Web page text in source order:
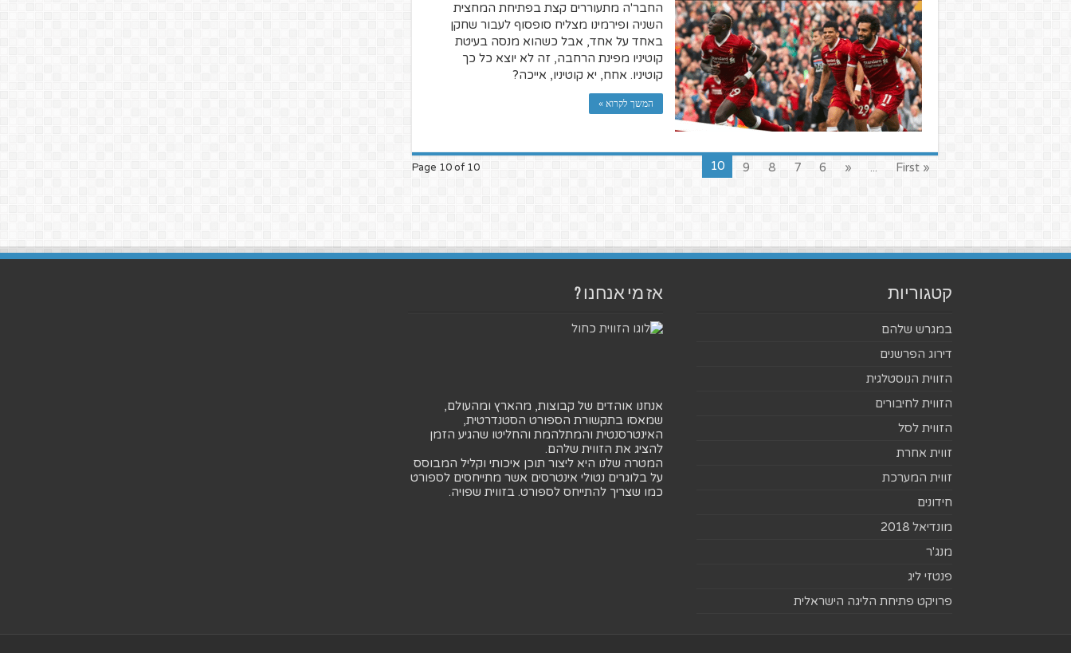
החבר'ה מתעוררים קצת בפתיחת המחצית
השניה ופירמינו מצליח סופסוף לעבור שחקן
באחד על אחד, אבל כשהוא מנסה בעיטת
קוטיניו מפינת הרחבה, זה לא יוצא כל כך
קוטיניו. אחח, יא קוטיניו, אייכה?
המשך לקרוא »
Page 10 of 10 « First
...
«
6
7
8
9
10
קטגוריות
במגרש שלהם
דירוג הפרשנים
הזווית הנוסטלגית
הזווית לחיבורים
הזווית לסל
זווית אחרת
זווית המערכת
חידונים
מונדיאל 2018
מנג'ר
פנטזי ליג
פרויקט פתיחת הליגה הישראלית
אז מי אנחנו ?
אנחנו אוהדים של קבוצות, מהארץ ומהעולם,
שמאסו בתקשורת הספורט הסטנדרטית,
האינטרסנטית והמתלהמת והחליטו שהגיע הזמן
להציג את הזווית שלהם.
המטרה שלנו היא ליצור תוכן איכותי וקליל המבוסס
על בלוגרים נטולי אינטרסים אשר מתייחסים לספורט
כמו שצריך להתייחס לספורט. בזווית שפויה.